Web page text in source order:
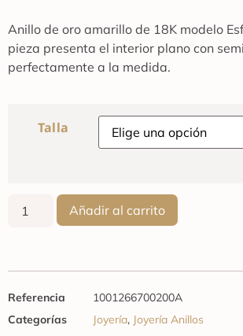
Anillo de oro amarillo de 18K modelo
pieza presenta el interior plano con
perfectamente a la medida.
Talla
Añadir al carrito
Referencia
1001266700200A
Categorías
Joyería, Joyería Anillos